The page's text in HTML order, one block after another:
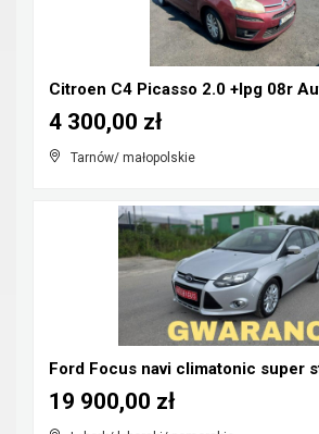
Citroen C4 Picasso 2.0 +lpg 08r
Tarnów/ małopolskie
4 300,00 zł
Ford Focus navi climatonic super
19 900,00 zł